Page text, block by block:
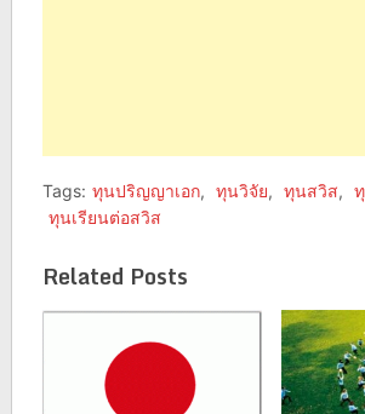
Tags: ทุนปริญญาเอก, ทุนวิจัย, ทุนสวิส,
ทุนเรียนต่อสวิส
Related Posts